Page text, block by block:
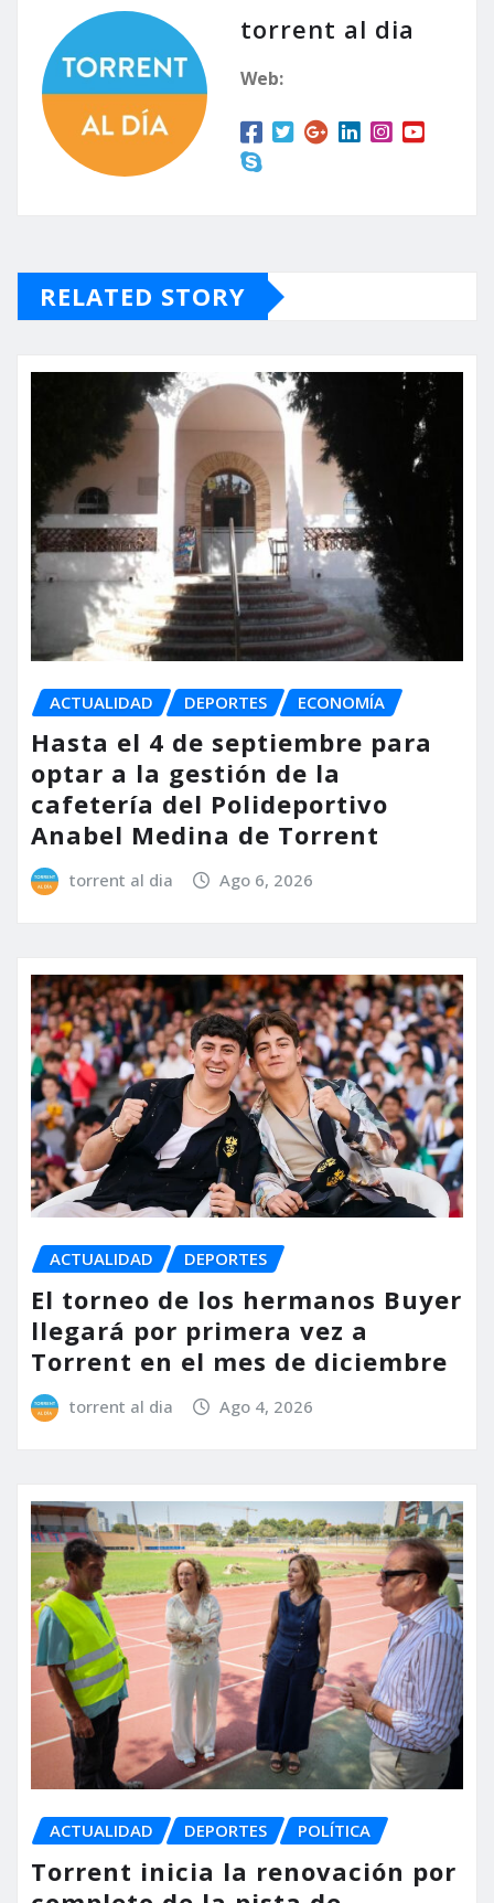
torrent al dia
Web:
RELATED STORY
ACTUALIDAD DEPORTES ECONOMÍA
Hasta el 4 de septiembre para
optar a la gestión de la
cafetería del Polideportivo
Anabel Medina de Torrent
torrent al dia Ago 6, 2026
ACTUALIDAD DEPORTES
El torneo de los hermanos Buyer
llegará por primera vez a
Torrent en el mes de diciembre
torrent al dia Ago 4, 2026
ACTUALIDAD DEPORTES POLÍTICA
Torrent inicia la renovación por